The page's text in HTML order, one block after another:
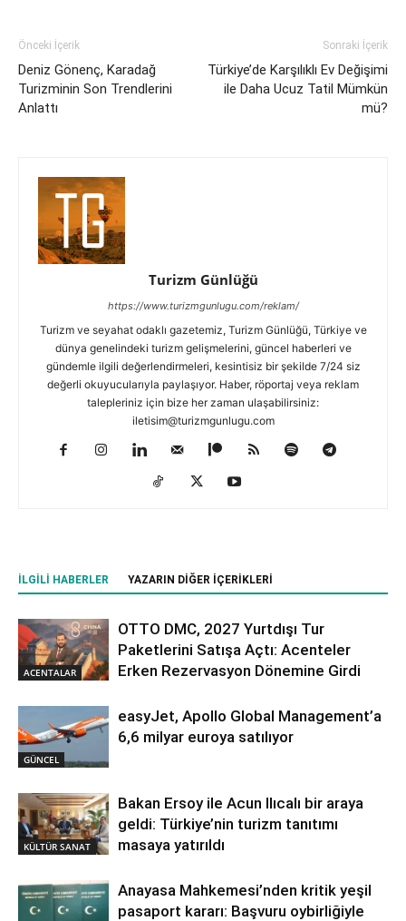
Önceki İçerik
Deniz Gönenç, Karadağ
Turizminin Son Trendlerini
Anlattı
Sonraki İçerik
Türkiye’de Karşılıklı Ev Değişimi
ile Daha Ucuz Tatil Mümkün
mü?
Turizm Günlüğü
https://www.turizmgunlugu.com/reklam/
Turizm ve seyahat odaklı gazetemiz, Turizm Günlüğü, Türkiye ve
dünya genelindeki turizm gelişmelerini, güncel haberleri ve
gündemle ilgili değerlendirmeleri, kesintisiz bir şekilde 7/24 siz
değerli okuyucularıyla paylaşıyor. Haber, röportaj veya reklam
talepleriniz için bize her zaman ulaşabilirsiniz:
iletisim@turizmgunlugu.com
İLGILI HABERLER YAZARIN DIĞER İÇERIKLERI
ACENTALAR
OTTO DMC, 2027 Yurtdışı Tur
Paketlerini Satışa Açtı: Acenteler
Erken Rezervasyon Dönemine Girdi
GÜNCEL
easyJet, Apollo Global Management’a
6,6 milyar euroya satılıyor
KÜLTÜR SANAT
Bakan Ersoy ile Acun Ilıcalı bir araya
geldi: Türkiye’nin turizm tanıtımı
masaya yatırıldı
Anayasa Mahkemesi’nden kritik yeşil
pasaport kararı: Başvuru oybirliğiyle